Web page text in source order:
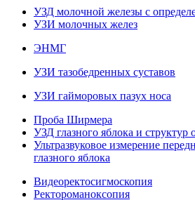
УЗД молочной железы с
УЗИ молочных желез
ЭНМГ
УЗИ тазобедренных суставов
УЗИ гайморовых пазух носа
Проба Ширмера
УЗД глазного яблока и структур
Ультразвуковое измерение
глазного яблока
Видеоректосигмоскопия
Ректороманоксопия